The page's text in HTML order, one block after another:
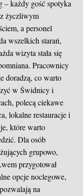
– każdy gość spotyka
życzliwym
a personel
wszelkich starań,
wizyta stała się
Pracownicy
doradzą, co warto
w Świdnicy i
polecą ciekawe
lokalne restauracje i
które warto
Dla osób
grupowo,
przygotował
opcje noclegowe,
na